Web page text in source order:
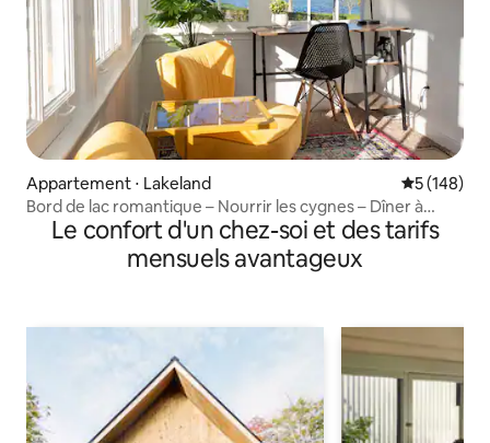
Appartement ⋅ Lakeland Évaluation
5 (148)
Bord de lac romantique – Nourrir les cygnes – Dîner à
distance de marche
Le confort d'un chez-soi et des tarifs
mensuels avantageux